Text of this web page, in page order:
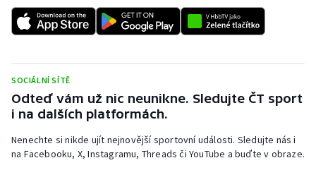
Sportovní střelba
Stolní tenis
Triatlon
Veslování
SOCIÁLNÍ SÍTĚ
Odteď vám už nic neunikne. Sledujte ČT sport
i na dalších platformách.
Nenechte si nikde ujít nejnovější sportovní události. Sledujte nás i
na Facebooku, X, Instagramu, Threads či YouTube a buďte v obraze.